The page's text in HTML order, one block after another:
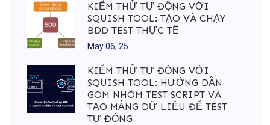
KIỂM THỬ TỰ ĐỘNG VỚI
SQUISH TOOL: TẠO VÀ CHẠY
BDD TEST THỰC TẾ
May 06, 25
KIỂM THỬ TỰ ĐỘNG VỚI
SQUISH TOOL: HƯỚNG DẪN
GOM NHÓM TEST SCRIPT VÀ
TẠO MẢNG DỮ LIỆU ĐỂ TEST
TỰ ĐỘNG